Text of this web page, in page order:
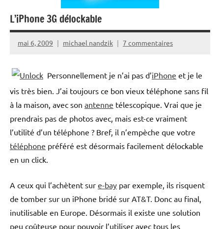
L’iPhone 3G délockable
mai 6, 2009 michael nandzik 7 commentaires
Personnellement je n’ai pas d’iPhone et je le
vis très bien. J’ai toujours ce bon vieux téléphone sans fil
à la maison, avec son antenne télescopique. Vrai que je
prendrais pas de photos avec, mais est-ce vraiment
l’utilité d’un téléphone ? Bref, il n’empèche que votre
téléphone préféré est désormais facilement délockable
en un click.
A ceux qui l’achètent sur e-bay par exemple, ils risquent
de tomber sur un iPhone bridé sur AT&T. Donc au final,
inutilisable en Europe. Désormais il existe une solution
peu coûteuse pour pouvoir l’utiliser avec tous les